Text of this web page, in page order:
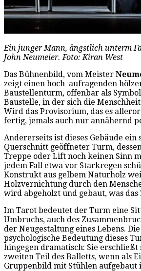
Ein junger Mann, ängstlich unterm
John Neumeier. Foto: Kiran West
Das Bühnenbild, vom Meister
zeigt einen hoch aufragenden
Baustellenturm, offenbar als
Baustelle, in der sich die
Wird das Provisorium, das es
fertig, jemals auch nur annähernd
Andererseits ist dieses Gebäude ein
Querschnitt geöffneter Turm,
Treppe oder Lift noch keinen Sinn
jedem Fall etwa vor Starkregen
Konstrukt aus gelbem Naturholz
Holzvernichtung durch den
wird abgeholzt und gebaut, was das
Im Tarot bedeutet der Turm eine
Umbruchs, auch des
der Neugestaltung eines Lebens.
psychologische Bedeutung dieses
hingegen dramatisch: Sie erschließt
zweiten Teil des Balletts, wenn als
Gruppenbild mit Stühlen aufgebaut